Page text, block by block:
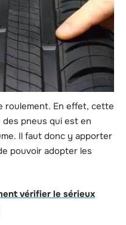
roulement. En effet, cette
pneus qui est en
Il faut donc y apporter
pouvoir adopter les
vérifier le sérieux